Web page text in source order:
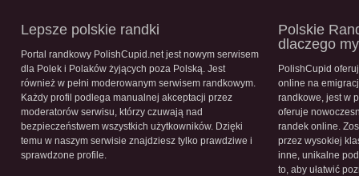
Lepsze polskie randki
Portal randkowy PolishCupid.net jest nowym serwisem
dla Polek i Polaków żyjących poza Polską. Jest
również w pełni moderowanym serwisem randkowym.
Każdy profil podlega manualnej akceptacji przez
moderatorów serwisu, którzy czuwają nad
bezpieczeństwem wszystkich użytkowników. Dzięki
temu w naszym serwisie znajdziesz tylko prawdziwe i
sprawdzone profile.
Polskie
dlaczego
PolishCupid
online na
randkowe, jest w
oferuje
randek online.
przez wysokiej
inne, unikalne
to, aby ułatwić